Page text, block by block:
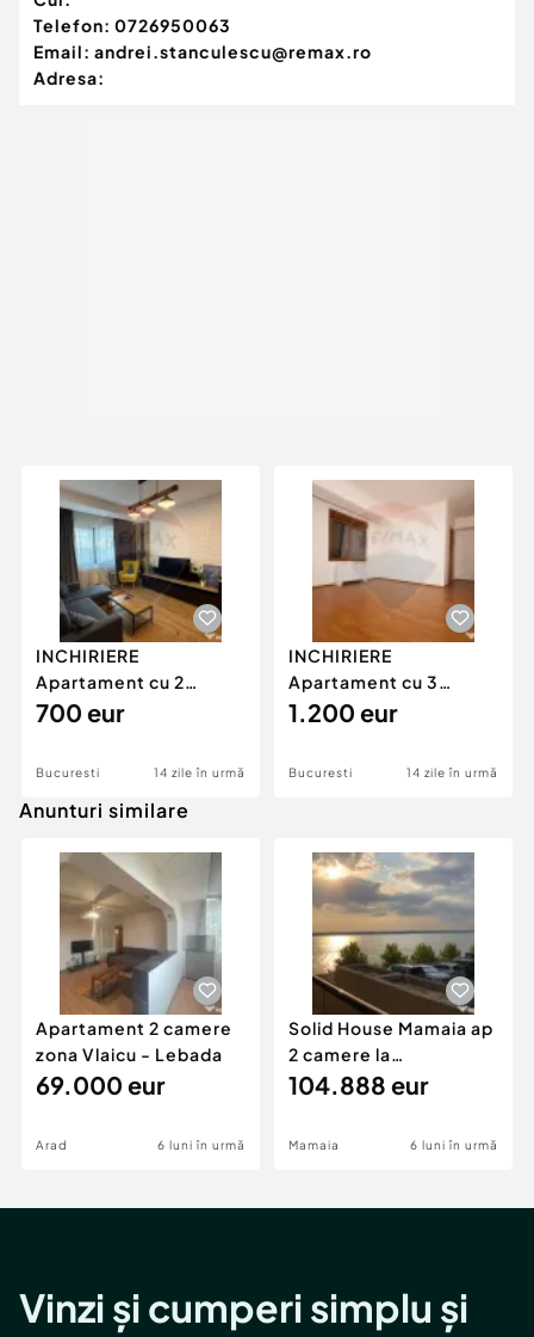
Număr Băi:
Posibilitate parcare: Da
Nr. locuri parcare:1
Telefon: 0726950063
Email: andrei.stanculescu@remax.ro
Adresa:
INCHIRIERE
Apartament cu 2
camere in zona Drumul
700 eur
Bucuresti 14 zile în urmă
INCHIRIERE
Apartament cu 3
camere in zona Aviatiei
1.200 eur
Bucuresti 14 zile în urmă
Anunturi similare
Apartament 2 camere
zona Vlaicu - Lebada
69.000 eur
Arad 6 luni în urmă
Solid House Mamaia ap
2 camere la
cheie,langa Mega
104.888 eur
Mamaia 6 luni în urmă
Vinzi și cumperi simplu și